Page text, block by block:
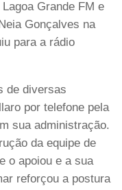
Grande FM e
Gonçalves na
para a rádio
de diversas
por telefone pela
sua administração.
da equipe de
o apoiou e a sua
reforçou a postura